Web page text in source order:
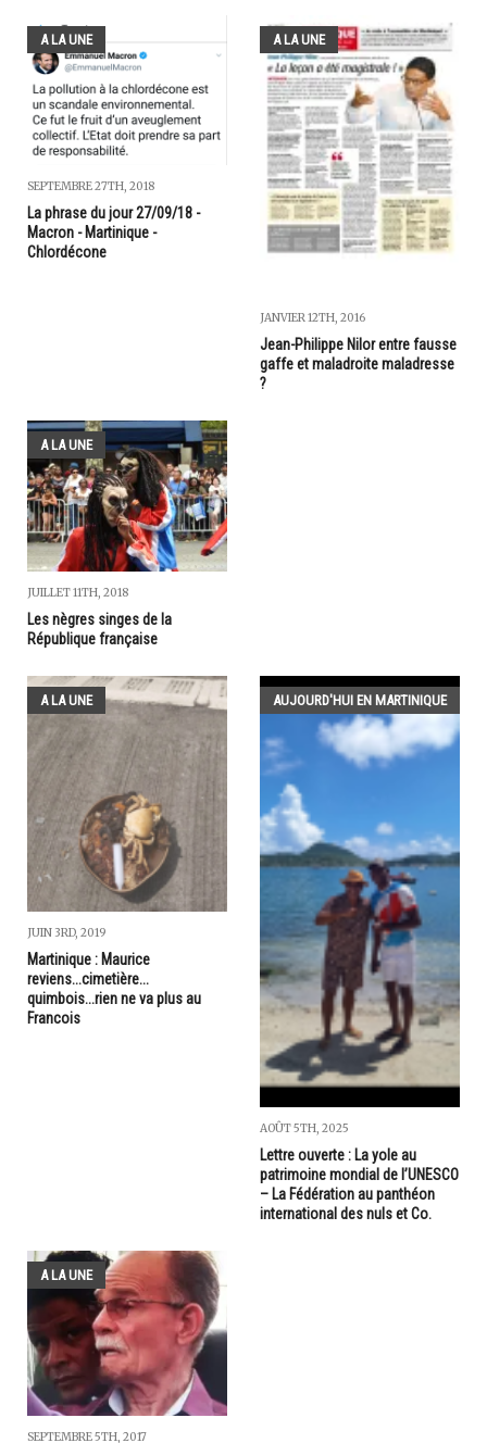
A LA UNE
SEPTEMBRE 27TH, 2018
La phrase du jour 27/09/18 -
Macron - Martinique -
Chlordécone
A LA UNE
JANVIER 12TH, 2016
Jean-Philippe Nilor entre fausse
gaffe et maladroite maladresse
?
A LA UNE
JUILLET 11TH, 2018
Les nègres singes de la
République française
A LA UNE
JUIN 3RD, 2019
Martinique : Maurice
reviens...cimetière...
quimbois...rien ne va plus au
Francois
AUJOURD'HUI EN MARTINIQUE
AOÛT 5TH, 2025
Lettre ouverte : La yole au
patrimoine mondial de l’UNESCO
– La Fédération au panthéon
international des nuls et Co.
A LA UNE
SEPTEMBRE 5TH, 2017